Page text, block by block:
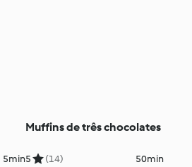
5min
Muffins de três chocolates
5 (14) 50min